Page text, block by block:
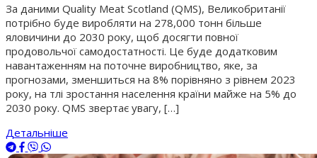
За даними Quality Meat Scotland (QMS), Великобританії
потрібно буде виробляти на 278,000 тонн більше
яловичини до 2030 року, щоб досягти повної
продовольчої самодостатності. Це буде додатковим
навантаженням на поточне виробництво, яке, за
прогнозами, зменшиться на 8% порівняно з рівнем 2023
року, на тлі зростання населення країни майже на 5% до
2030 року. QMS звертає увагу, […]
Детальніше